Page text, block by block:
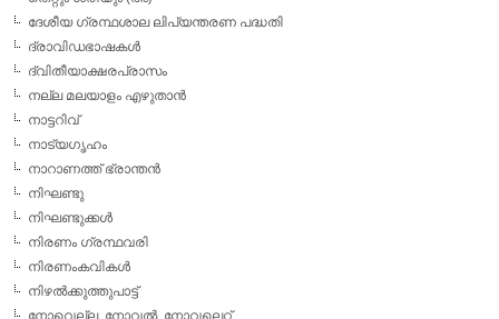
ദേശീയ ഗ്രന്ഥശാല ലിപ്യന്തരണ പദ്ധതി
ദ്രാവിഡഭാഷകള്‍
ദ്വിതീയാക്ഷരപ്രാസം
നല്ല മലയാളം എഴുതാന്‍
നാട്ടറിവ്
നാട്യഗൃഹം
നാറാണത്ത് ഭ്രാന്തന്‍
നിഘണ്ടു
നിഘണ്ടുക്കള്‍
നിരണം ഗ്രന്ഥവരി
നിരണംകവികള്‍
നിഴല്‍ക്കുത്തുപാട്ട്
നോവെല്ല, നോവല്‍, നോവലെറ്റ്